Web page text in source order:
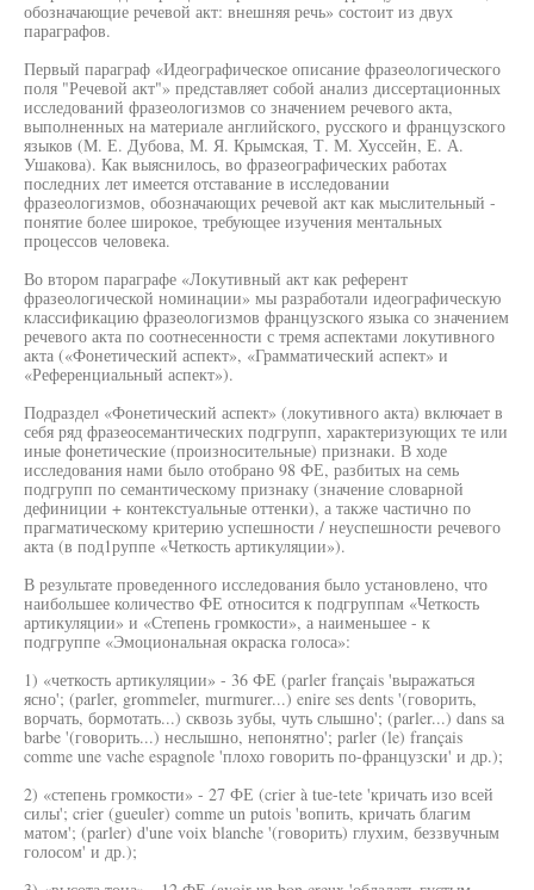
обозначающие речевой акт: внешняя речь» состоит из двух
параграфов.
Первый параграф «Идеографическое описание фразеологического
поля "Речевой акт"» представляет собой анализ диссертационных
исследований фразеологизмов со значением речевого акта,
выполненных на материале английского, русского и французского
языков (М. Е. Дубова, М. Я. Крымская, Т. М. Хуссейн, Е. А.
Ушакова). Как выяснилось, во фразеографических работах
последних лет имеется отставание в исследовании
фразеологизмов, обозначающих речевой акт как мыслительный -
понятие более широкое, требующее изучения ментальных
процессов человека.
Во втором параграфе «Локутивный акт как референт
фразеологической номинации» мы разработали идеографическую
классификацию фразеологизмов французского языка со значением
речевого акта по соотнесенности с тремя аспектами локутивного
акта («Фонетический аспект», «Грамматический аспект» и
«Референциальный аспект»).
Подраздел «Фонетический аспект» (локутивного акта) включает в
себя ряд фразеосемантических подгрупп, характеризующих те или
иные фонетические (произносительные) признаки. В ходе
исследования нами было отобрано 98 ФЕ, разбитых на семь
подгрупп по семантическому признаку (значение словарной
дефиниции + контекстуальные оттенки), а также частично по
прагматическому критерию успешности / неуспешности речевого
акта (в под1руппе «Четкость артикуляции»).
В результате проведенного исследования было установлено, что
наибольшее количество ФЕ относится к подгруппам «Четкость
артикуляции» и «Степень громкости», а наименьшее - к
подгруппе «Эмоциональная окраска голоса»:
1) «четкость артикуляции» - 36 ФЕ (parler français 'выражаться
ясно'; (parler, grommeler, murmurer...) enire ses dents '(говорить,
ворчать, бормотать...) сквозь зубы, чуть слышно'; (parler...) dans sa
barbe '(говорить...) неслышно, непонятно'; parler (le) français
comme une vache espagnole 'плохо говорить по-французски' и др.);
2) «степень громкости» - 27 ФЕ (crier à tue-tete 'кричать изо всей
силы'; crier (gueuler) comme un putois 'вопить, кричать благим
матом'; (parler) d'une voix blanche '(говорить) глухим, беззвучным
голосом' и др.);